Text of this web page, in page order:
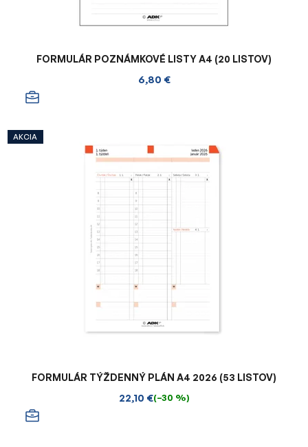
FORMULÁR POZNÁMKOVÉ LISTY A4 (20 LISTOV)
6,80 €
AKCIA
FORMULÁR TÝŽDENNÝ PLÁN A4 2026 (53 LISTOV)
22,10 €(–30 %)